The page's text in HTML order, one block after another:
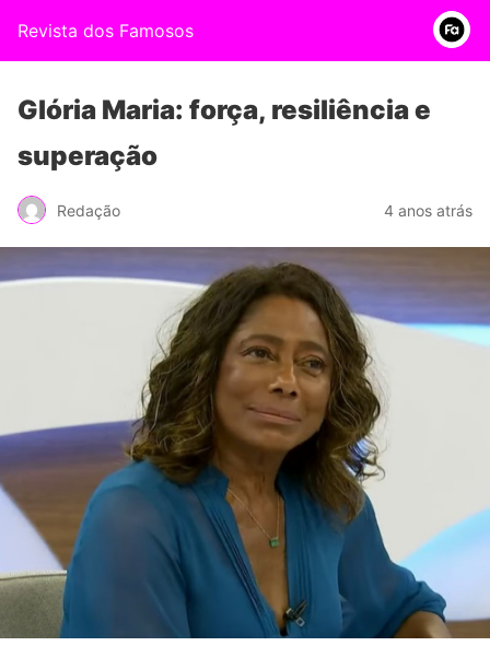
Revista dos Famosos
Glória Maria: força, resiliência e
superação
Redação 4 anos atrás